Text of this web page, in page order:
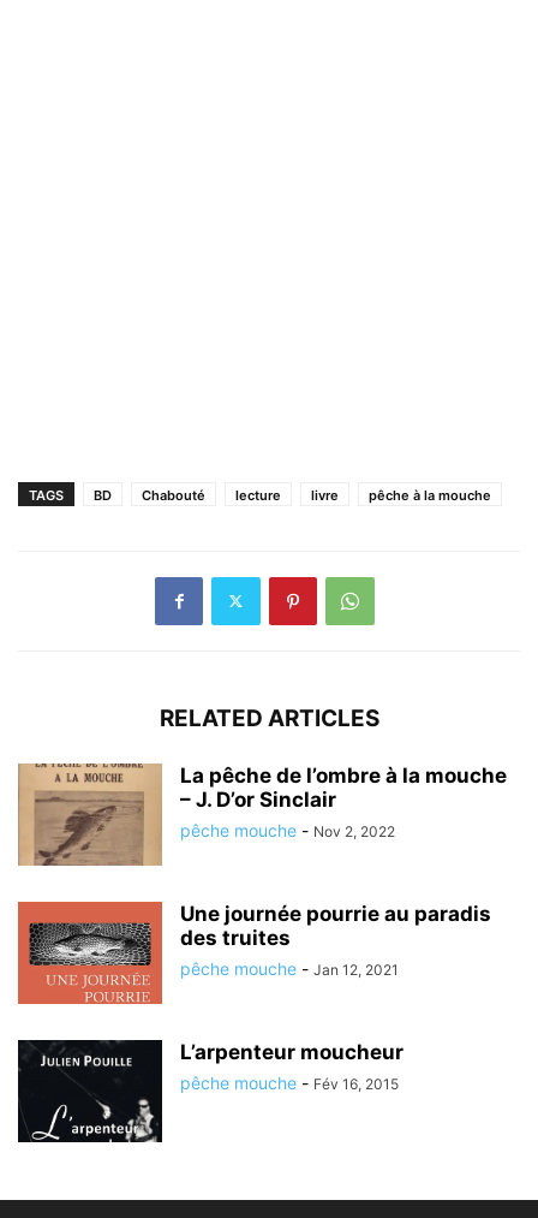
TAGS BD Chabouté lecture livre pêche à la mouche
RELATED ARTICLES
La pêche de l’ombre à la mouche
– J. D’or Sinclair
pêche mouche - Nov 2, 2022
Une journée pourrie au paradis
des truites
pêche mouche - Jan 12, 2021
L’arpenteur moucheur
pêche mouche - Fév 16, 2015